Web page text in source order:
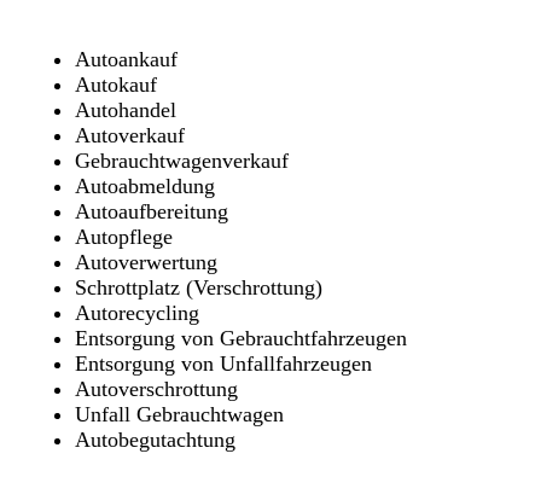
Autoankauf
Autokauf
Autohandel
Autoverkauf
Gebrauchtwagenverkauf
Autoabmeldung
Autoaufbereitung
Autopflege
Autoverwertung
Schrottplatz (Verschrottung)
Autorecycling
Entsorgung von Gebrauchtfahrzeugen
Entsorgung von Unfallfahrzeugen
Autoverschrottung
Unfall Gebrauchtwagen
Autobegutachtung